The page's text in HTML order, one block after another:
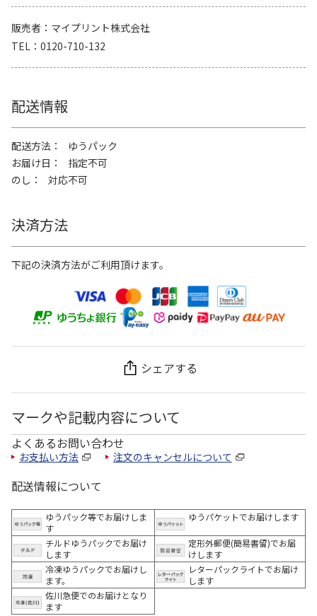
販売者
マイプリント株式会社
TEL
0120-710-132
配送情報
配送方法
ゆうパック
お届け日
指定不可
のし
対応不可
決済方法
下記の決済方法がご利用頂けます。
シェアする
マークや記載内容について
よくあるお問い合わせ
お支払い方法 注文のキャンセルについて
配送情報について
ゆうパック等でお届けしま
す
ゆうパケットでお届けします
チルドゆうパックでお届け
します
定形外郵便(簡易書留)でお届
けします
冷凍ゆうパックでお届けし
ます。
レターパックライトでお届け
します
佐川急便でのお届けとなり
ます